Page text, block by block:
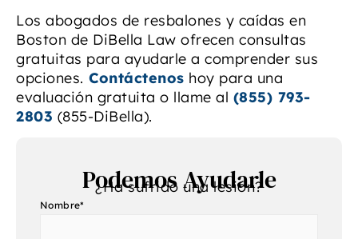
Los abogados de resbalones y caídas en
Boston de DiBella Law ofrecen consultas
gratuitas para ayudarle a comprender sus
opciones. Contáctenos hoy para una
evaluación gratuita o llame al (855) 793-
2803 (855-DiBella).
¿Ha sufrido una lesión?
Podemos Ayudarle
Nombre*